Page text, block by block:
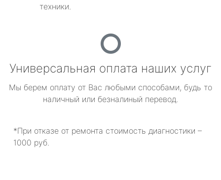
техники.
Универсальная оплата наших услуг
Мы берем оплату от Вас любыми способами, будь то
наличный или безналиный перевод.
*При отказе от ремонта стоимость диагностики –
1000 руб.